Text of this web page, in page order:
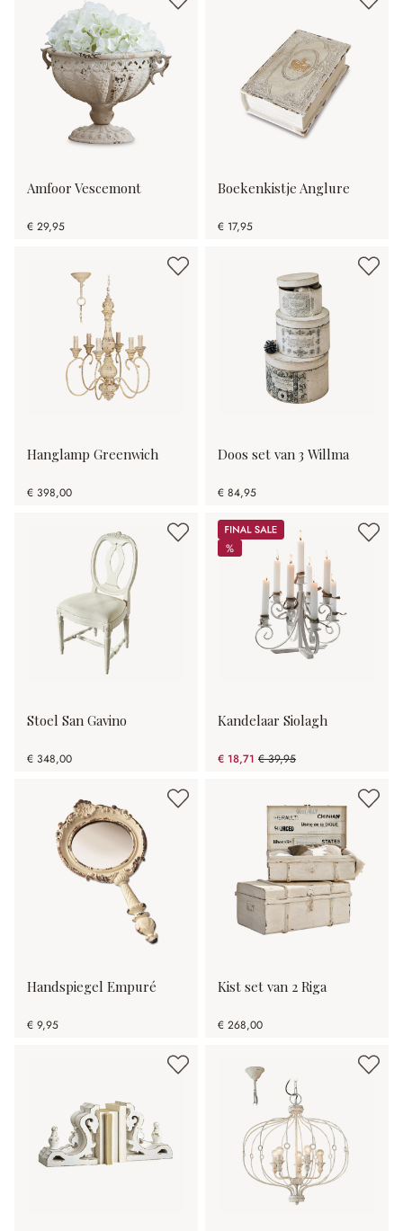
Amfoor Vescemont
€ 29,95
Boekenkistje Anglure
€ 17,95
Hanglamp Greenwich
€ 398,00
Doos set van 3 Willma
€ 84,95
Stoel San Gavino
€ 348,00
Sale
%
%
Kandelaar Siolagh
€ 18,71 € 39,95
(53.17% gespart)
Handspiegel Empuré
€ 9,95
Kist set van 2 Riga
€ 268,00